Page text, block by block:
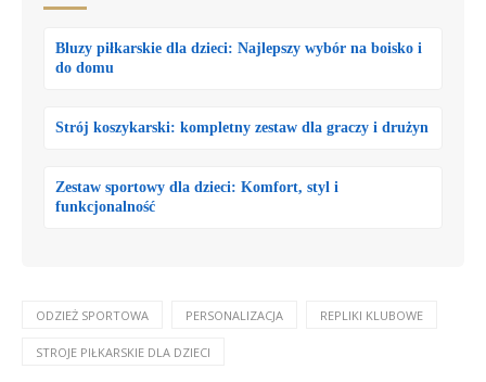
Bluzy piłkarskie dla dzieci: Najlepszy wybór na boisko i
do domu
Strój koszykarski: kompletny zestaw dla graczy i drużyn
Zestaw sportowy dla dzieci: Komfort, styl i
funkcjonalność
ODZIEŻ SPORTOWA PERSONALIZACJA REPLIKI KLUBOWE
STROJE PIŁKARSKIE DLA DZIECI